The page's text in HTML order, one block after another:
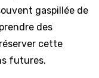
gaspillée de
des
cette
futures.